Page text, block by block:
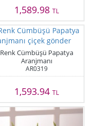
1,589.98 TL
Renk Cümbüşü Papatya
Aranjmanı
AR0319
1,593.94 TL